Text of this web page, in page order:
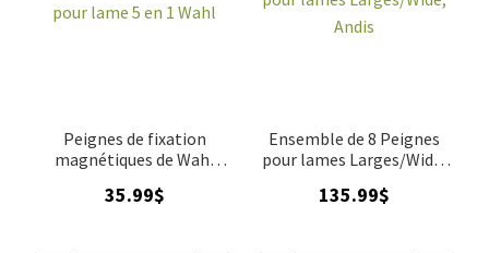
Peignes de fixation
magnétiques de Wahl
35.99$
Ensemble de 8 Peignes
pour lames Larges/Wide,
135.99$